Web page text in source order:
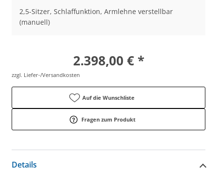
2,5-Sitzer, Schlaffunktion, Armlehne verstellbar
(manuell)
2.398,00 € *
zzgl. Liefer-/Versandkosten
Auf die Wunschliste
Fragen zum Produkt
Details